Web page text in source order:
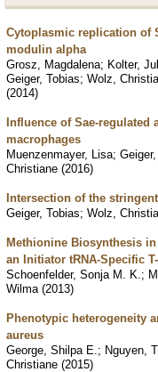
Cytoplasmic replication of
modulin alpha
Grosz, Magdalena; Kolter,
Geiger, Tobias; Wolz,
(2014)
Influence of Sae-regulated
macrophages
Muenzenmayer, Lisa;
Christiane (2016)
Intersection of the
Geiger, Tobias; Wolz,
Methionine Biosynthesis
an Initiator tRNA-Specific
Schoenfelder, Sonja M. K. ;
Wilma (2013)
Phenotypic heterogeneity
aureus
George, Shilpa E. ; Nguyen,
Christiane (2015)